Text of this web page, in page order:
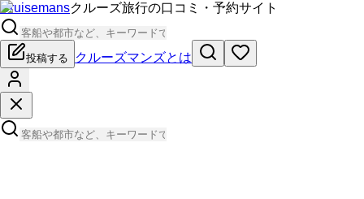
Cruisemansクルーズ旅行の口コミ・予約サイト
投稿する クルーズマンズとは